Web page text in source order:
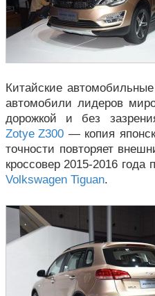
Китайские
автомобили лидеров
дорожкой и без
Zotye Z300— копия
точности повторяет
кроссовер 2015-2016
Volkswagen Tiguan.